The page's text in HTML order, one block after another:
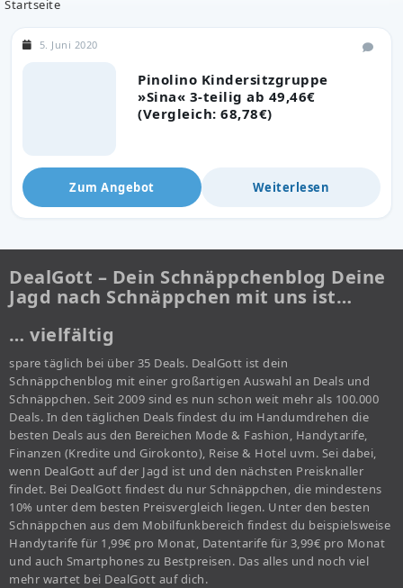
Startseite
Pinolino Kindersitzgruppe
»Sina« 3-teilig ab 49,46€
(Vergleich: 68,78€)
5. Juni 2020
Zum Angebot Weiterlesen
DealGott – Dein Schnäppchenblog Deine
Jagd nach Schnäppchen mit uns ist…
… vielfältig
spare täglich bei über 35 Deals. DealGott ist dein
Schnäppchenblog mit einer großartigen Auswahl an Deals und
Schnäppchen. Seit 2009 sind es nun schon weit mehr als 100.000
Deals. In den täglichen Deals findest du im Handumdrehen die
besten Deals aus den Bereichen Mode & Fashion, Handytarife,
Finanzen (Kredite und Girokonto), Reise & Hotel uvm. Sei dabei,
wenn DealGott auf der Jagd ist und den nächsten Preisknaller
findet. Bei DealGott findest du nur Schnäppchen, die mindestens
10% unter dem besten Preisvergleich liegen. Unter den besten
Schnäppchen aus dem Mobilfunkbereich findest du beispielsweise
Handytarife für 1,99€ pro Monat, Datentarife für 3,99€ pro Monat
und auch Smartphones zu Bestpreisen. Das alles und noch viel
mehr wartet bei DealGott auf dich.